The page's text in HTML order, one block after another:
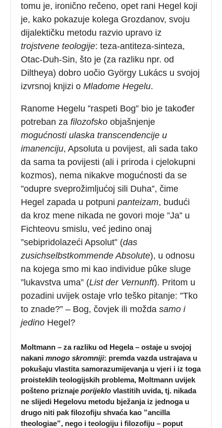
tomu je, ironično rečeno, opet rani Hegel koji
je, kako pokazuje kolega Grozdanov, svoju
dijalektičku metodu razvio upravo iz
trojstvene teologije: teza-antiteza-sinteza,
Otac-Duh-Sin, što je (za razliku npr. od
Diltheya) dobro uočio György Lukács u svojoj
izvrsnoj knjizi oMladome Hegelu.
Ranome Hegelu ”raspeti Bog” bio je također
potreban zafilozofsko objašnjenje
mogućnosti ulaska transcendencije u
imanenciju, Apsoluta u povijest, ali sada tako
da sama ta povijesti (ali i priroda i cjelokupni
kozmos), nema nikakve mogućnosti da se
”odupre sveprožimljućoj sili Duha”, čime
Hegel zapada u potpunipanteizam, budući
da kroz mene nikada ne govori moje ”Ja” u
Fichteovu smislu, već jedino onaj
”sebipridolazeći Apsolut” (das
zusichselbstkommende Absolute), u odnosu
na kojega smo mi kao individue pûke sluge
”lukavstva uma” (List der Vernunft). Pritom u
pozadini uvijek ostaje vrlo teško pitanje: ”Tko
to znade?” – Bog, čovjek ili moždasamo i
jedino Hegel?
Moltmann – za razliku od Hegela – ostaje u svojoj
nakanimnogo skromniji: premda vazda ustrajava u
pokušaju vlastita samorazumijevanja u vjeri i iz toga
proisteklih teologijskih problema, Moltmann uvijek
pošteno priznajeporijeklo vlastitih uvida, tj. nikada
ne slijedi Hegelovu metodu bježanja iz jednoga u
drugo niti pak filozofiju shvaća kao ”ancilla
theologiae”, nego i teologiju i filozofiju – poput